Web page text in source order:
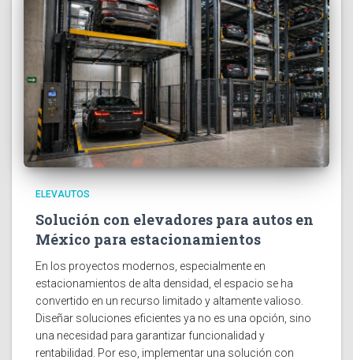
ELEVAUTOS
Solución con elevadores para autos en
México para estacionamientos
En los proyectos modernos, especialmente en
estacionamientos de alta densidad, el espacio se ha
convertido en un recurso limitado y altamente valioso.
Diseñar soluciones eficientes ya no es una opción, sino
una necesidad para garantizar funcionalidad y
rentabilidad. Por eso, implementar una solución con